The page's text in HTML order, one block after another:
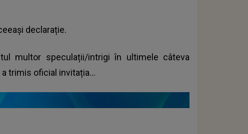
declarație.
multor speculații/intrigi în ultimele câteva
trimis oficial invitația...